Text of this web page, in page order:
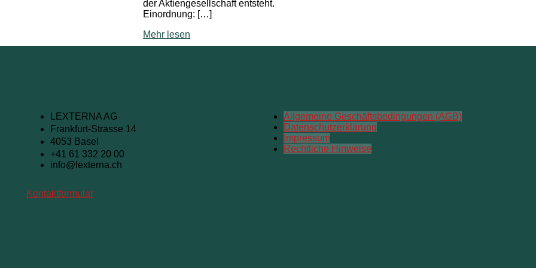
der Aktiengesellschaft entsteht.
Einordnung: […]
Mehr lesen
LEXTERNA AG
Frankfurt-Strasse 14
4053 Basel
+41 61 332 20 00
info@lexterna.ch
Kontaktformular
Allgemeine Geschäftsbedingungen (AGB)
Datenschutzerklärung
Impressum
Rechtliche Hinweise